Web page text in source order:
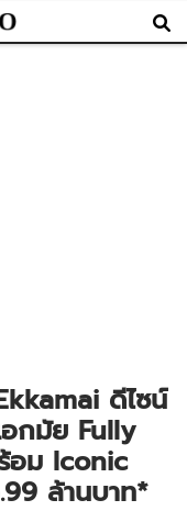
ดีไซน์
อกมัย Fully
ม Iconic
ล้านบาท*